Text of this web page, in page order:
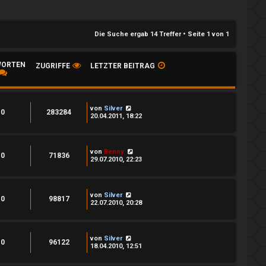
Die Suche ergab 14 Treffer • Seite 1 von 1
ZUGRIFFE LETZTER BEITRAG
0 283284 von Silver
20.04.2011, 18:22
0 71836 von Benny
29.07.2010, 22:23
0 98817 von Silver
22.07.2010, 20:28
0 96122 von Silver
18.04.2010, 12:51